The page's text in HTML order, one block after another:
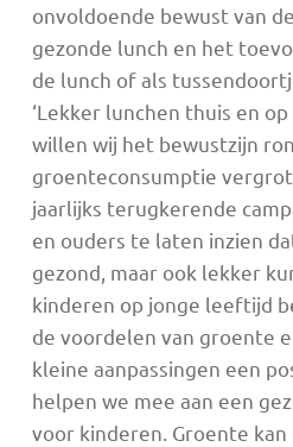
onvoldoende bewust van
gezonde lunch en het
de lunch of als
‘Lekker lunchen thuis en op
willen wij het bewustzijn
groenteconsumptie
jaarlijks terugkerende
en ouders te laten inzien
gezond, maar ook lekker
kinderen op jonge leeftijd
de voordelen van groente
kleine aanpassingen een
helpen we mee aan een
voor kinderen. Groente